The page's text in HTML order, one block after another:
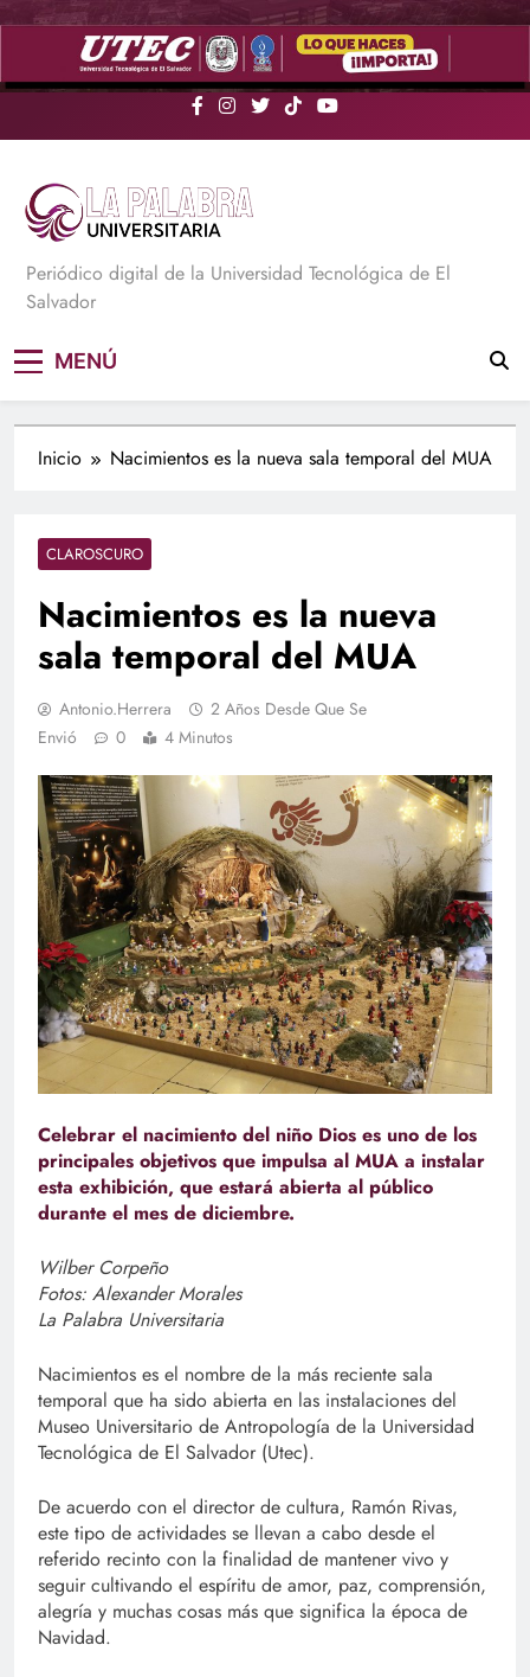
Saltar
La Palabra Universitaria
Periódico digital de la Universidad Tecnológica de El
Salvador
MENÚ
Inicio Nacimientos es la nueva sala temporal del MUA
CLAROSCURO
Nacimientos es la nueva
sala temporal del MUA
Antonio.herrera
2 Años Desde Que Se
Envió
0 4 Minutos
Celebrar el nacimiento del niño Dios es uno de los
principales objetivos que impulsa al MUA a instalar
esta exhibición, que estará abierta al público
durante el mes de diciembre.
Wilber Corpeño
Fotos: Alexander Morales
La Palabra Universitaria
Nacimientos es el nombre de la más reciente sala
temporal que ha sido abierta en las instalaciones del
Museo Universitario de Antropología de la Universidad
Tecnológica de El Salvador (Utec).
De acuerdo con el director de cultura, Ramón Rivas,
este tipo de actividades se llevan a cabo desde el
referido recinto con la finalidad de mantener vivo y
seguir cultivando el espíritu de amor, paz, comprensión,
alegría y muchas cosas más que significa la época de
Navidad.